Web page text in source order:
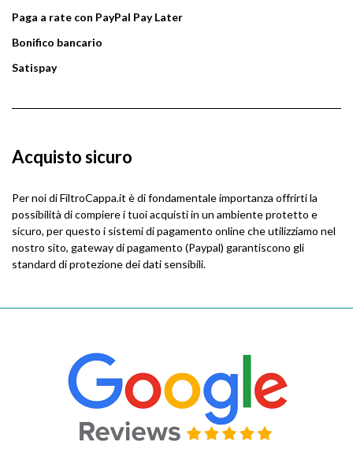
Paga a rate con PayPal Pay Later
Bonifico bancario
Satispay
Acquisto sicuro
Per noi di FiltroCappa.it è di fondamentale importanza offrirti la
possibilità di compiere i tuoi acquisti in un ambiente protetto e
sicuro, per questo i sistemi di pagamento online che utilizziamo nel
nostro sito, gateway di pagamento (Paypal) garantiscono gli
standard di protezione dei dati sensibili.